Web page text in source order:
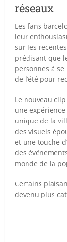
réseaux
Les fans
leur
sur les
prédisant que
personnes à
de l’été pour
Le nouveau
une
unique de la
des visuels
et une touche
des
monde de la
Certains
devenu plus